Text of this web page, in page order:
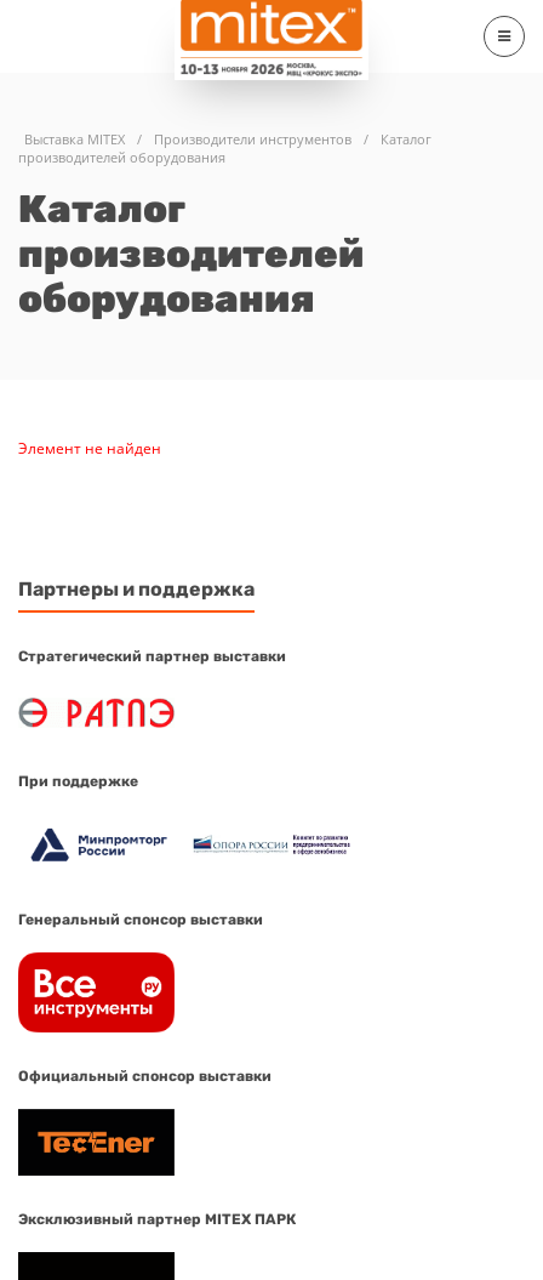
Выставка MITEX / Производители инструментов /
Каталог
производителей оборудования
Каталог
производителей
оборудования
Элемент не найден
Партнеры и поддержка
Стратегический партнер выставки
При поддержке
Генеральный спонсор выставки
Официальный спонсор выставки
Эксклюзивный партнер MITEX ПАРК